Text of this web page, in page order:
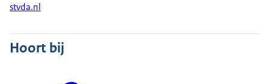
stvda.nl
Hoort bij